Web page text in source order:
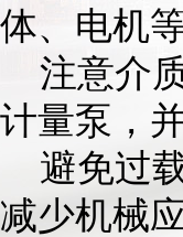
体、电机
注意介
计量泵，
避免过
减少机械应